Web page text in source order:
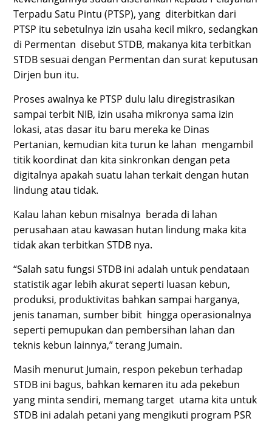
Terpadu Satu Pintu (PTSP), yang diterbitkan dari
PTSP itu sebetulnya izin usaha kecil mikro, sedangkan
di Permentan disebut STDB, makanya kita terbitkan
STDB sesuai dengan Permentan dan surat keputusan
Dirjen bun itu.
Proses awalnya ke PTSP dulu lalu diregistrasikan
sampai terbit NIB, izin usaha mikronya sama izin
lokasi, atas dasar itu baru mereka ke Dinas
Pertanian, kemudian kita turun ke lahan mengambil
titik koordinat dan kita sinkronkan dengan peta
digitalnya apakah suatu lahan terkait dengan hutan
lindung atau tidak.
Kalau lahan kebun misalnya berada di lahan
perusahaan atau kawasan hutan lindung maka kita
tidak akan terbitkan STDB nya.
“Salah satu fungsi STDB ini adalah untuk pendataan
statistik agar lebih akurat seperti luasan kebun,
produksi, produktivitas bahkan sampai harganya,
jenis tanaman, sumber bibit hingga operasionalnya
seperti pemupukan dan pembersihan lahan dan
teknis kebun lainnya,” terang Jumain.
Masih menurut Jumain, respon pekebun terhadap
STDB ini bagus, bahkan kemaren itu ada pekebun
yang minta sendiri, memang target utama kita untuk
STDB ini adalah petani yang mengikuti program PSR